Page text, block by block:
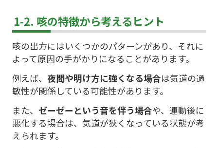
1-2. 咳の特徴から考えるヒント
咳の出方にはいくつかのパターンがあり、それに
よって原因の手がかりになることがあります。
例えば、 夜間や明け方に強くなる場合は気道の過
敏性が関係している可能性があります。
また、 ゼーゼーという音を伴う場合や、運動後に
悪化する場合は、気道が狭くなっている状態が考
えられます。